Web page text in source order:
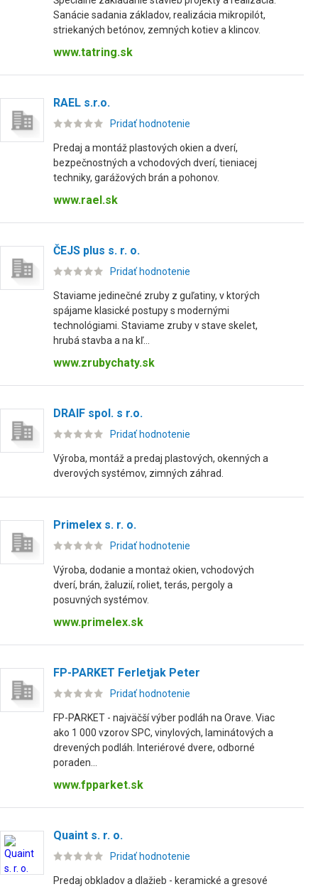
Sanácie sadania základov, realizácia mikropilót,
striekaných betónov, zemných kotiev a klincov.
www.tatring.sk
RAEL s.r.o.
Pridať hodnotenie
Predaj a montáž plastových okien a dverí,
bezpečnostných a vchodových dverí, tieniacej
techniky, garážových brán a pohonov.
www.rael.sk
ČEJS plus s. r. o.
Pridať hodnotenie
Staviame jedinečné zruby z guľatiny, v ktorých
spájame klasické postupy s modernými
technológiami. Staviame zruby v stave skelet,
hrubá stavba a na kľ...
www.zrubychaty.sk
DRAIF spol. s r.o.
Pridať hodnotenie
Výroba, montáž a predaj plastových, okenných a
dverových systémov, zimných záhrad.
Primelex s. r. o.
Pridať hodnotenie
Výroba, dodanie a montaż okien, vchodových
dverí, brán, žaluzií, roliet, terás, pergoly a
posuvných systémov.
www.primelex.sk
FP-PARKET Ferletjak Peter
Pridať hodnotenie
FP-PARKET - najväčší výber podláh na Orave. Viac
ako 1 000 vzorov SPC, vinylových, laminátových a
drevených podláh. Interiérové dvere, odborné
poraden...
www.fpparket.sk
Quaint s. r. o.
Pridať hodnotenie
Predaj obkladov a dlažieb - keramické a gresové